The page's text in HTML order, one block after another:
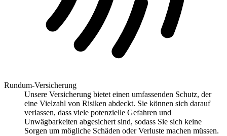
Rundum-Versicherung
Unsere Versicherung bietet einen umfassenden Schutz, der
eine Vielzahl von Risiken abdeckt. Sie können sich darauf
verlassen, dass viele potenzielle Gefahren und
Unwägbarkeiten abgesichert sind, sodass Sie sich keine
Sorgen um mögliche Schäden oder Verluste machen müssen.